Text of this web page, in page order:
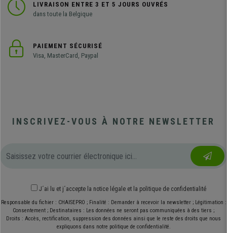
LIVRAISON ENTRE 3 ET 5 JOURS OUVRÉS
dans toute la Belgique
PAIEMENT SÉCURISÉ
Visa, MasterCard, Paypal
INSCRIVEZ-VOUS À NOTRE NEWSLETTER
J´ai lu et j´accepte la notice légale et la politique de confidentialité
Responsable du fichier : CHAISEPRO ; Finalité : Demander à recevoir la newsletter ; Légitimation :
Consentement ; Destinataires : Les données ne seront pas communiquées à des tiers ;
Droits : Accès, rectification, suppression des données ainsi que le reste des droits que nous
expliquons dans notre politique de confidentialité.